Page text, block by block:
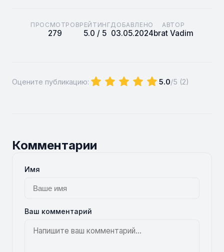
ПРОСМОТРОВ
279
РЕЙТИНГ
5.0 / 5
ДОБАВЛЕНО
03.05.2024
АВТОР
brat Vadim
Оцените публикацию: 5.0/5 (2)
Комментарии
Имя
Ваш комментарий